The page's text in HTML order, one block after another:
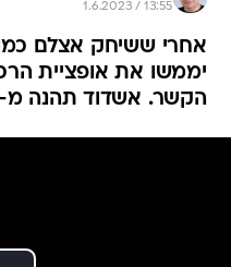
1.6.2023 / 13:55
אחרי ששיחק אצלם
יממשו את אופציית
הקשר. אשדוד תהנה מ-25% ממכירה